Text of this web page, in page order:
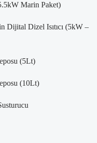
Marin Paket)
Dijital Dizel Isıtıcı (5kW –
(5Lt)
(10Lt)